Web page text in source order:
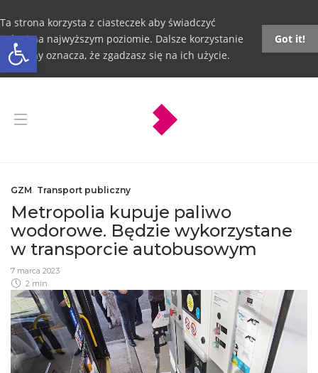
Otwórz pasek narzędzi
Ta strona korzysta z ciasteczek aby świadczyć
usługi na najwyższym poziomie. Dalsze korzystanie
ze strony oznacza, że zgadzasz się na ich użycie.
Got it!
GZM, Transport publiczny
Metropolia kupuje paliwo
wodorowe. Będzie wykorzystane
w transporcie autobusowym
7 marca 2023
2 min